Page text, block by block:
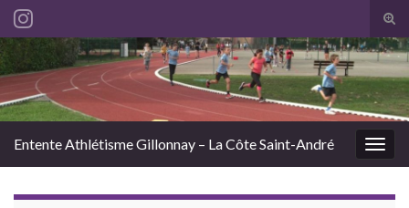
Search for:
Entente Athlétisme Gillonnay – La Côte Saint-André